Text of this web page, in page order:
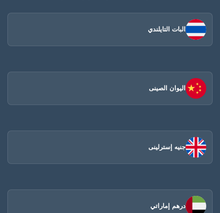
البات التايلندي
اليوان الصينى​
جنيه إسترلينى
درهم إماراتي